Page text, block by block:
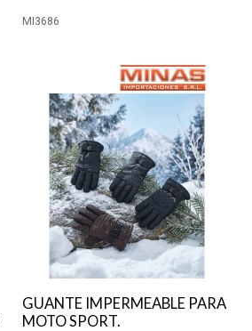
MI3686
GUANTE IMPERMEABLE PARA
MOTO SPORT.